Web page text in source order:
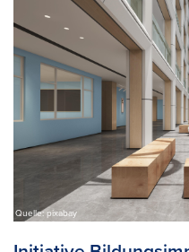
Quelle: pixabay